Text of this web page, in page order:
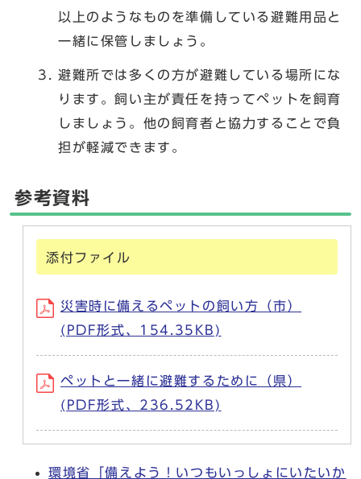
以上のようなものを準備している避難用品と
一緒に保管しましょう。
避難所では多くの方が避難している場所にな
ります。飼い主が責任を持ってペットを飼育
しましょう。他の飼育者と協力することで負
担が軽減できます。
参考資料
添付ファイル
災害時に備えるペットの飼い方（市）
(PDF形式、154.35KB)
ペットと一緒に避難するために（県）
(PDF形式、236.52KB)
環境省「備えよう！いつもいっしょにいたいか